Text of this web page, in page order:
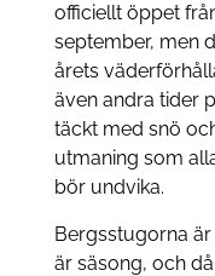
officiellt öppet
september, men
årets
även andra tider
täckt med snö
utmaning som
bör undvika.
Bergsstugorna
är säsong, och